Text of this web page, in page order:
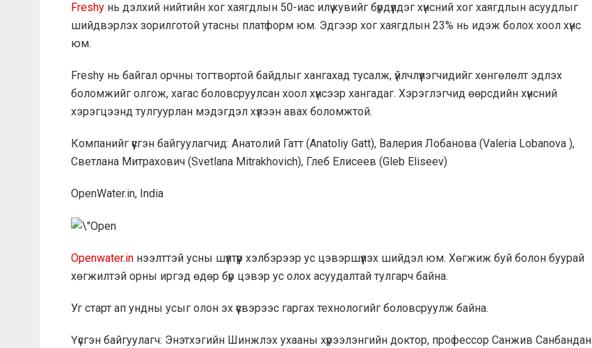
Freshy нь дэлхий нийтийн хог хаягдлын 50-иас илүү хувийг бүрдүүлдэг хүнсний хог хаягдлын асуудлыг
шийдвэрлэх зорилготой утасны платформ юм. Эдгээр хог хаягдлын 23% нь идэж болох хоол хүнс
юм.
Freshy нь байгал орчны тогтвортой байдлыг хангахад тусалж, үйлчлүүлэгчидийг хөнгөлөлт эдлэх
боломжийг олгож, хагас боловсруулсан хоол хүнсээр хангадаг. Хэрэглэгчид өөрсдийн хүнсний
хэрэгцээнд тулгуурлан мэдэгдэл хүлээн авах боломжтой.
Компанийг үүсгэн байгуулагчид: Анатолий Гатт (Anatoliy Gatt), Валерия Лобанова (Valeria Lobanova ),
Светлана Митрахович (Svetlana Mitrakhovich), Глеб Елисеев (Gleb Eliseev)
OpenWater.in, India
Openwater.in нээлттэй усны шүүлтүүр хэлбэрээр ус цэвэршүүлэх шийдэл юм. Хөгжиж буй болон буурай
хөгжилтэй орны иргэд өдөр бүр цэвэр ус олох асуудалтай тулгарч байна.
Уг старт ап ундны усыг олон эх үүсвэрээс гаргах технологийг боловсруулж байна.
Үүсгэн байгуулагч: Энэтхэгийн Шинжлэх ухааны хүрээлэнгийн доктор, профессор Санжив Санбандан